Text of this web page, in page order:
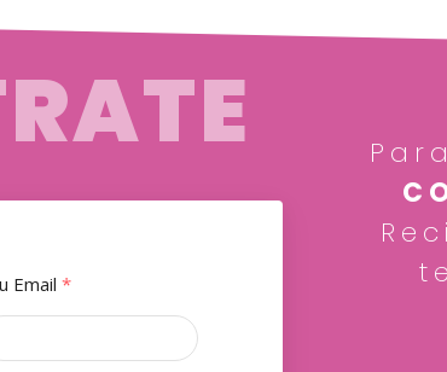
Email *